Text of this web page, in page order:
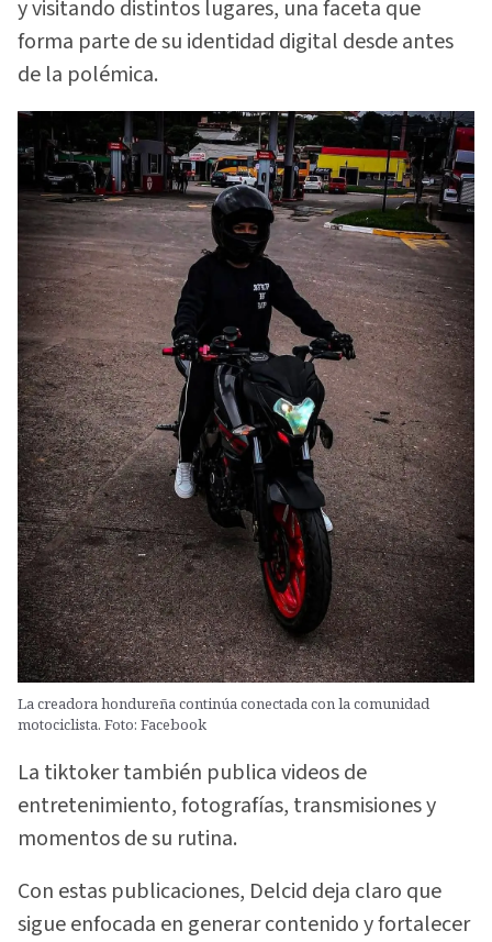
y visitando distintos lugares, una faceta que
forma parte de su identidad digital desde antes
de la polémica.
La creadora hondureña continúa conectada con la comunidad
motociclista. Foto: Facebook
La tiktoker también publica videos de
entretenimiento, fotografías, transmisiones y
momentos de su rutina.
Con estas publicaciones, Delcid deja claro que
sigue enfocada en generar contenido y fortalecer